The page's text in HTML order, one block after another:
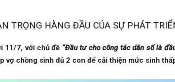
TRỌNG HÀNG ĐẦU CỦA SỰ PHÁT
11/7, với chủ đề “Đầu tư cho công tác dân số là
vợ chồng sinh đủ 2 con để cải thiện mức sinh